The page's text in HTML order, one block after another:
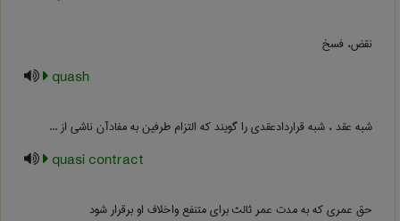
نقض، فسخ
quash
شبه عقد ، شبه قراردادعقدی را گویند که التزام طرفین به مفادآن ناشی از ...
quasi contract
حق عمری که به مدت عمر ثالث برای متنفع واخلاف او برقرار شود